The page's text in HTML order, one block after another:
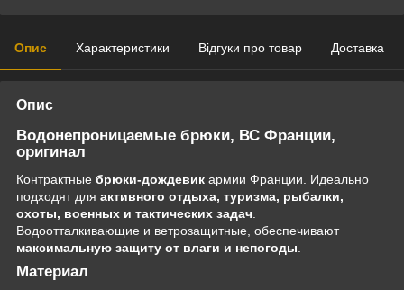
Опис Характеристики Відгуки про товар Доставка
Опис
Водонепроницаемые брюки, ВС Франции,
оригинал
Контрактные брюки-дождевик армии Франции. Идеально
подходят для активного отдыха, туризма, рыбалки,
охоты, военных и тактических задач
Водоотталкивающие и ветрозащитные, обеспечивают
максимальную защиту от влаги и непогоды
Материал